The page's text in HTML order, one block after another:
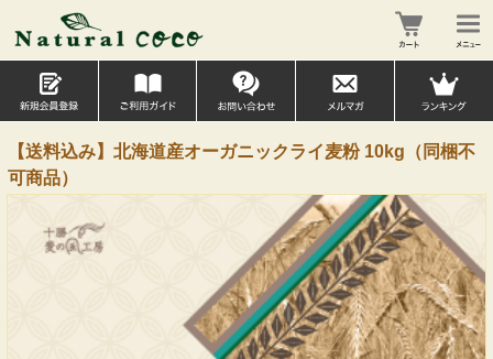
【送料込み】北海道産オーガニックライ麦粉 10kg（同梱不
可商品）